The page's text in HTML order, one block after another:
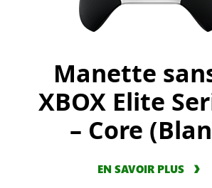
Manette
XBOX Elite
– Core
EN SAVOIR PLUS